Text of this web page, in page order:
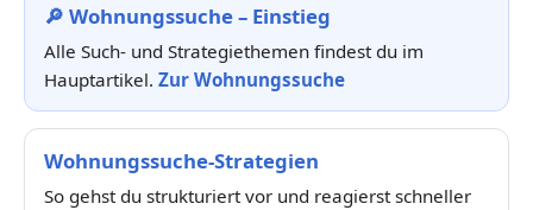
🔎 Wohnungssuche – Einstieg
Alle Such- und Strategiethemen findest du im
Hauptartikel. Zur Wohnungssuche
Wohnungssuche-Strategien
So gehst du strukturiert vor und reagierst schneller